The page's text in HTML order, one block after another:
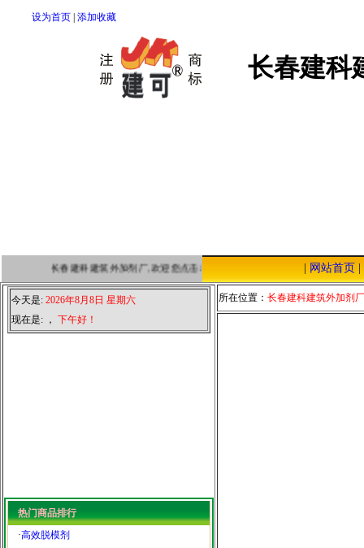
设为首页 添加收藏
长春建科建筑外加剂厂,欢迎您点击本站，我们将以优质的服务，低廉的价
网站首页|
长春建科
今天是: 2026年8月8日 星期六
现在是: ， 下午好！
热门商品排行
·高效脱模剂
所在位置： 长春建科建筑外加剂厂